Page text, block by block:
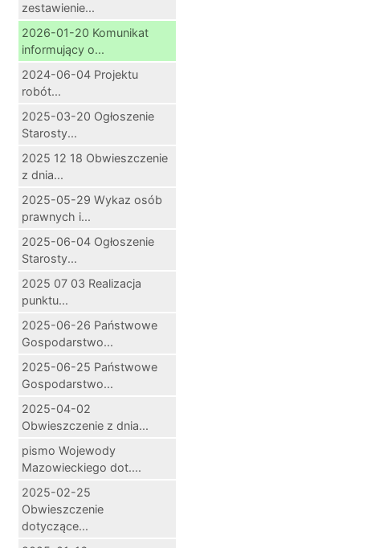
zestawienie...
2026-01-20 Komunikat
informujący o...
2024-06-04 Projektu
robót...
2025-03-20 Ogłoszenie
Starosty...
2025 12 18 Obwieszczenie
z dnia...
2025-05-29 Wykaz osób
prawnych i...
2025-06-04 Ogłoszenie
Starosty...
2025 07 03 Realizacja
punktu...
2025-06-26 Państwowe
Gospodarstwo...
2025-06-25 Państwowe
Gospodarstwo...
2025-04-02
Obwieszczenie z dnia...
pismo Wojewody
Mazowieckiego dot....
2025-02-25
Obwieszczenie
dotyczące...